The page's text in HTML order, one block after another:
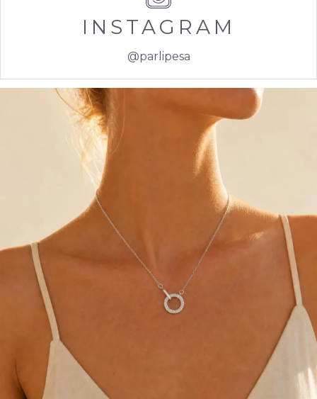
INSTAGRAM
@parlipesa